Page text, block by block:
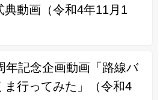
典動画（令和4年11月1
年記念企画動画「路線バ
ま行ってみた」（令和4